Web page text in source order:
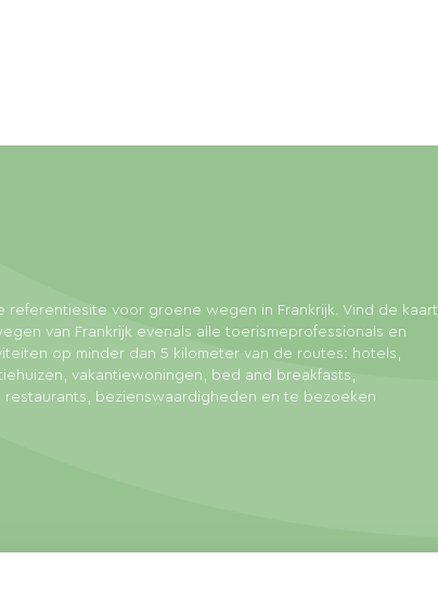
referentiesite voor groene wegen in Frankrijk. Vind de kaart
van Frankrijk evenals alle toerismeprofessionals en
op minder dan 5 kilometer van de routes: hotels,
vakantiewoningen, bed and breakfasts,
restaurants, bezienswaardigheden en te bezoeken